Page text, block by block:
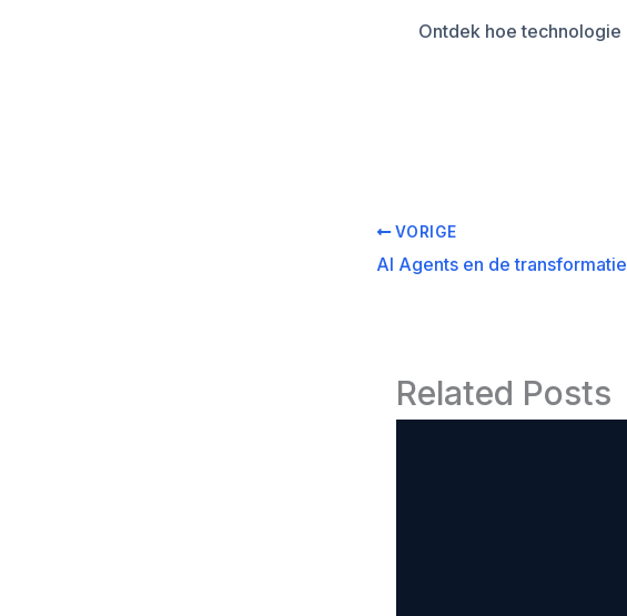
Ontdek hoe
VORIGE
Related Posts